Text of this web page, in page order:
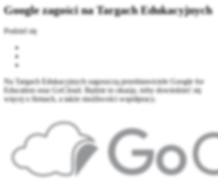
Google zagości na Targach Edukacyjnych
Podziel się
Na Targach Edukacyjnych zagoszczą przedstawiciele Google for
Education oraz GoCloud. Będzie to okazja, żeby dowiedzieć się
więcej o firmach, a także możliwości współpracy.